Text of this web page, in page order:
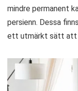
mindre permanent
persienn. Dessa
ett utmärkt sätt att